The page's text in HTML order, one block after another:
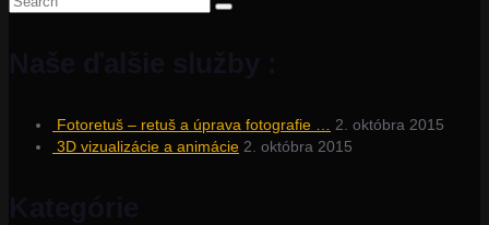
Fotoretuš – retuš a úprava fotografie …
2. októbra 2015
3D vizualizácie a animácie 2. októbra 2015